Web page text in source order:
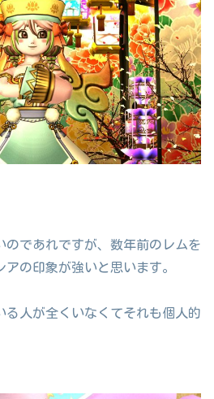
のであれですが、数年前のレムを
の印象が強いと思います。
る人が全くいなくてそれも個人的